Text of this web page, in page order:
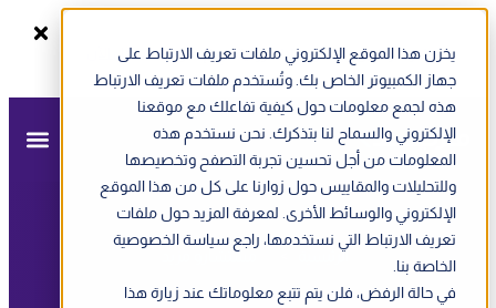
يخزن هذا الموقع الإلكتروني ملفات تعريف الارتباط على
جهاز الكمبيوتر الخاص بك. وتُستخدم ملفات تعريف الارتباط
هذه لجمع معلومات حول كيفية تفاعلك مع موقعنا
الإلكتروني والسماح لنا بتذكرك. نحن نستخدم هذه
المعلومات من أجل تحسين تجربة التصفح وتخصيصها
وللتحليلات والمقاييس حول زوارنا على كل من هذا الموقع
الإلكتروني والوسائط الأخرى. لمعرفة المزيد حول ملفات
تعريف الارتباط التي نستخدمها، راجع سياسة الخصوصية
الخاصة بنا.
في حالة الرفض، فلن يتم تتبع معلوماتك عند زيارة هذا
ندوة أونلاين - الفاتورة الإلكترونية في الإمارات سجل الآن
الرئيسية مستشارو مزيد